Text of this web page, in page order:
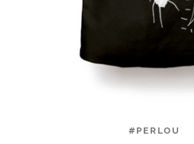
#PERLOU